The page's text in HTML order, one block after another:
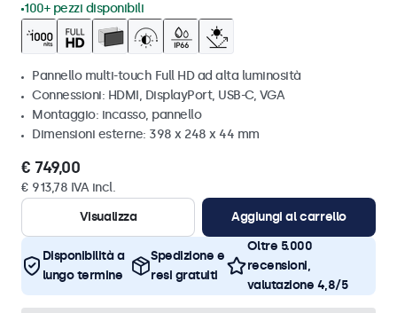
100+ pezzi disponibili
Pannello multi-touch Full HD ad alta luminosità
Connessioni: HDMI, DisplayPort, USB-C, VGA
Montaggio: incasso, pannello
Dimensioni esterne: 398 x 248 x 44 mm
€ 749,00
€ 913,78 IVA incl.
Visualizza
Aggiungi al carrello
Disponibilità a
lungo termine
Spedizione e
resi gratuiti
Oltre 5.000
recensioni,
valutazione 4,8/5